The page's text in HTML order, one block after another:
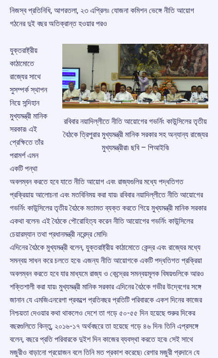
নিজস্ব প্রতিনিধি, আগরতলা, ২৩ এপ্রিল৷৷ যোজনা কমিশন ভেঙ্গে নীতি আয়োগ
গঠনের দুই বছর অতিক্রান্ত হওয়ার পরও
রবিবার নয়াদিল্লীতে নীতি আয়োগের গভর্নিং কাউন্সিলের তৃতীয়
বৈঠকে ত্রিপুরার মুখ্যমন্ত্রী মানিক সরকার সহ অন্যান্য রাজ্যের
মুখ্যমন্ত্রীরা৷ ছবি – পিআইবি৷
যুক্তরাষ্ট্রীয়
কাঠামোতে
রাজ্যের সাথে
সুসম্পর্ক স্থাপন
নিয়ে সন্দিহান
মুখ্যমন্ত্রী মানিক
সরকার৷ এই
প্রেক্ষিতে তাঁর
পরামর্শ এমন
একটি পন্থা
অবলম্বন করতে হবে যাতে নীতি আয়োগ এবং রাজ্যগুলির মধ্যে পদ্ধতিগত
প্রক্রিয়ায় আলোচনা এবং মতবিনিময় করা যায়৷ রবিবার নয়াদিল্লীতে নীতি আয়োগের
গভর্নিং কাউন্সিলের তৃতীয় বৈঠকে মতামত ব্যক্ত করতে গিয়ে মুখ্যমন্ত্রী মানিক সরকার
একথা বলেন৷ এই বৈঠকে পৌরোহিত্য করেন নীতি আয়োগের গভর্নিং কাউন্সিলের
চেয়ারম্যান তথা প্রধানমন্ত্রী নরেন্দ্র মোদি৷
এদিনের বৈঠকে মুখ্যমন্ত্রী বলেন, যুক্তরাষ্ট্রীয় কাঠামোতে কেন্দ্র এবং রাজ্যের মধ্যে
সমন্বয় সাধন করে চলতে হবে৷ এজন্য নীতি আয়োগকে একটি পদ্ধতিগত প্রক্রিয়া
অবলম্বন করতে হবে যার মাধ্যমে রাজ্য ও কেন্দ্রের সমন্বয়মূলক বিষয়গুলিকে আরও
শক্তিশালী করা যায়৷ মুখ্যমন্ত্রী মানিক সরকার এদিনের বৈঠকে গভীর উদ্বেগের সঙ্গে
জানান যে এমজিএনরেগা প্রকল্পে প্রতিবছর প্রতিটি পরিবারকে একশ দিনের কাজের
নিশ্চয়তা দেওয়ার কথা থাকলেও দেশে তা গড়ে ৫০-৫৫ দিন হয়েছে শুরুর দিকের
বছরগুলিতে কিন্তু, ২০১৬-১৭ অর্থবছরে তা হয়েছে গড়ে ৪৬ দিন৷ তিনি এপ্রসঙ্গে
বলেন, বছরে প্রতি পরিবারকে দুইশ দিন কাজের ব্যবস্থা করতে হবে৷ সেই সাথে
মজুরীও বাড়ানো প্রয়োজন বলে তিনি মত প্রকাশ করেছে৷ রেগার মজুরী প্রদানে যে